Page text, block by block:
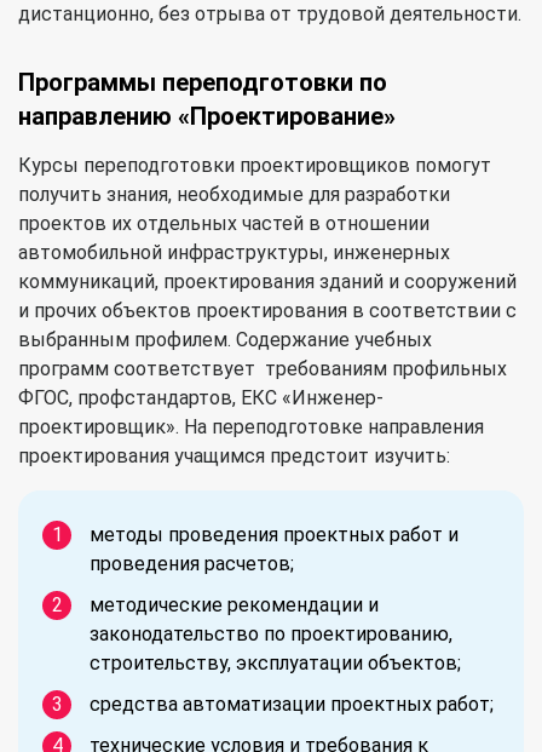
дистанционно, без отрыва от трудовой деятельности.
Программы переподготовки по
направлению «Проектирование»
Курсы переподготовки проектировщиков помогут
получить знания, необходимые для разработки
проектов их отдельных частей в отношении
автомобильной инфраструктуры, инженерных
коммуникаций, проектирования зданий и сооружений
и прочих объектов проектирования в соответствии с
выбранным профилем. Содержание учебных
программ соответствует требованиям профильных
ФГОС, профстандартов, ЕКС «Инженер-
проектировщик». На переподготовке направления
проектирования учащимся предстоит изучить:
методы проведения проектных работ и
проведения расчетов;
методические рекомендации и
законодательство по проектированию,
строительству, эксплуатации объектов;
средства автоматизации проектных работ;
технические условия и требования к